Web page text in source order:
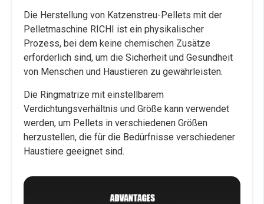
Die Herstellung von Katzenstreu-Pellets mit der
Pelletmaschine RICHI ist ein physikalischer
Prozess, bei dem keine chemischen Zusätze
erforderlich sind, um die Sicherheit und Gesundheit
von Menschen und Haustieren zu gewährleisten.
Die Ringmatrize mit einstellbarem
Verdichtungsverhältnis und Größe kann verwendet
werden, um Pellets in verschiedenen Größen
herzustellen, die für die Bedürfnisse verschiedener
Haustiere geeignet sind.